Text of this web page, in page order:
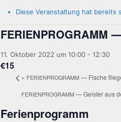
Diese Veranstaltung hat bereits
FERIENPROGRAMM
11. Oktober 2022 um 10:00- 12:30
€15
« FERIENPROGRAMM— Fische
FERIENPROGRAMM— Geis­ter aus
Feri­en­pro­gramm